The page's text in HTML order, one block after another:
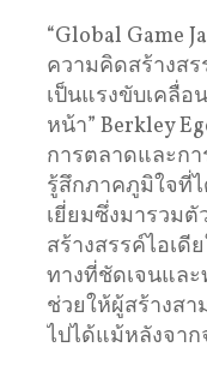
“Global Game
ความคิดสร้างส
เป็นแรงขับเคลื่อ
หน้า” Berkley
การตลาดและกา
รู้สึกภาคภูมิใจที่
เยี่ยมซึ่งมารวมตั
สร้างสรรค์ไอเดี
ทางที่ชัดเจนและ
ช่วยให้ผู้สร้างส
ไปได้แม้หลังจา